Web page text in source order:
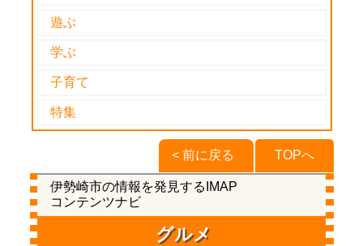
遊ぶ
学ぶ
子育て
特集
TOPへ
< 前に戻る
伊勢崎市の情報を発見するIMAP
コンテンツナビ
グルメ